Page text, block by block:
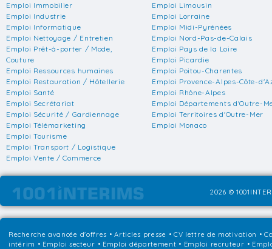
Emploi Immobilier
Emploi Industrie
Emploi Informatique
Emploi Nettoyage / Entretien
Emploi Prêt-à-porter / Mode,
Couture
Emploi Ressources humaines
Emploi Restauration / Hôtellerie
Emploi Santé
Emploi Secrétariat
Emploi Sécurité / Gardiennage
Emploi Télémarketing
Emploi Tourisme
Emploi Transport / Logistique
Emploi Vente / Commerce
Emploi Limousin
Emploi Lorraine
Emploi Midi-Pyrénées
Emploi Nord-Pas-de-Calais
Emploi Pays de la Loire
Emploi Picardie
Emploi Poitou-Charentes
Emploi Provence-Alpes-Côte-
Emploi Rhône-Alpes
Emploi Départements d'Outre-
Emploi Territoires d'Outre-Mer
Emploi Monaco
2026 ©
Recherche avancée d'offres •Articles presse • CV lettre de motivation •
intérim • Emploi secteur • Emploi département • Emploi recruteur •